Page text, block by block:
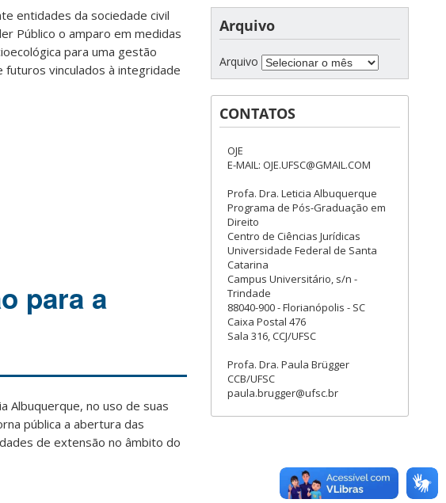
entidades da sociedade civil
Público o amparo em medidas
para uma gestão
vinculados à integridade
para a
Albuquerque, no uso de suas
pública a abertura das
de extensão no âmbito do
Arquivo
Arquivo
CONTATOS
OJE
E-MAIL: OJE.UFSC@GMAIL.COM
Profa. Dra. Leticia Albuquerque
Programa de Pós-Graduação em
Direito
Centro de Ciências Jurídicas
Universidade Federal de Santa
Catarina
Campus Universitário, s/n -
Trindade
88040-900 - Florianópolis - SC
Caixa Postal 476
Sala 316, CCJ/UFSC
Profa. Dra. Paula Brügger
CCB/UFSC
paula.brugger@ufsc.br